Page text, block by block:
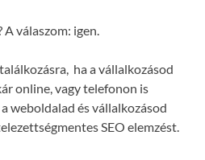
válaszom: igen.
ha a vállalkozásod
online, vagy telefonon is
weboldalad és vállalkozásod
SEO elemzést.